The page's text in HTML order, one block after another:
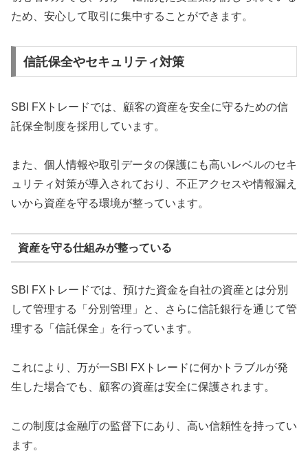
ため、安心して取引に集中することができます。
信託保全やセキュリティ対策
SBI FXトレードでは、顧客の資産を安全に守るための信
託保全制度を採用しています。
また、個人情報や取引データの保護にも高いレベルのセキ
ュリティ対策が導入されており、不正アクセスや情報漏え
いから資産を守る環境が整っています。
資産を守る仕組みが整っている
SBI FXトレードでは、預けた資金を自社の資産とは分別
して管理する「分別管理」と、さらに信託銀行を通じて管
理する「信託保全」を行っています。
これにより、万が一SBI FXトレードに何かトラブルが発
生した場合でも、顧客の資産は安全に保護されます。
この制度は金融庁の監督下にあり、高い信頼性を持ってい
ます。